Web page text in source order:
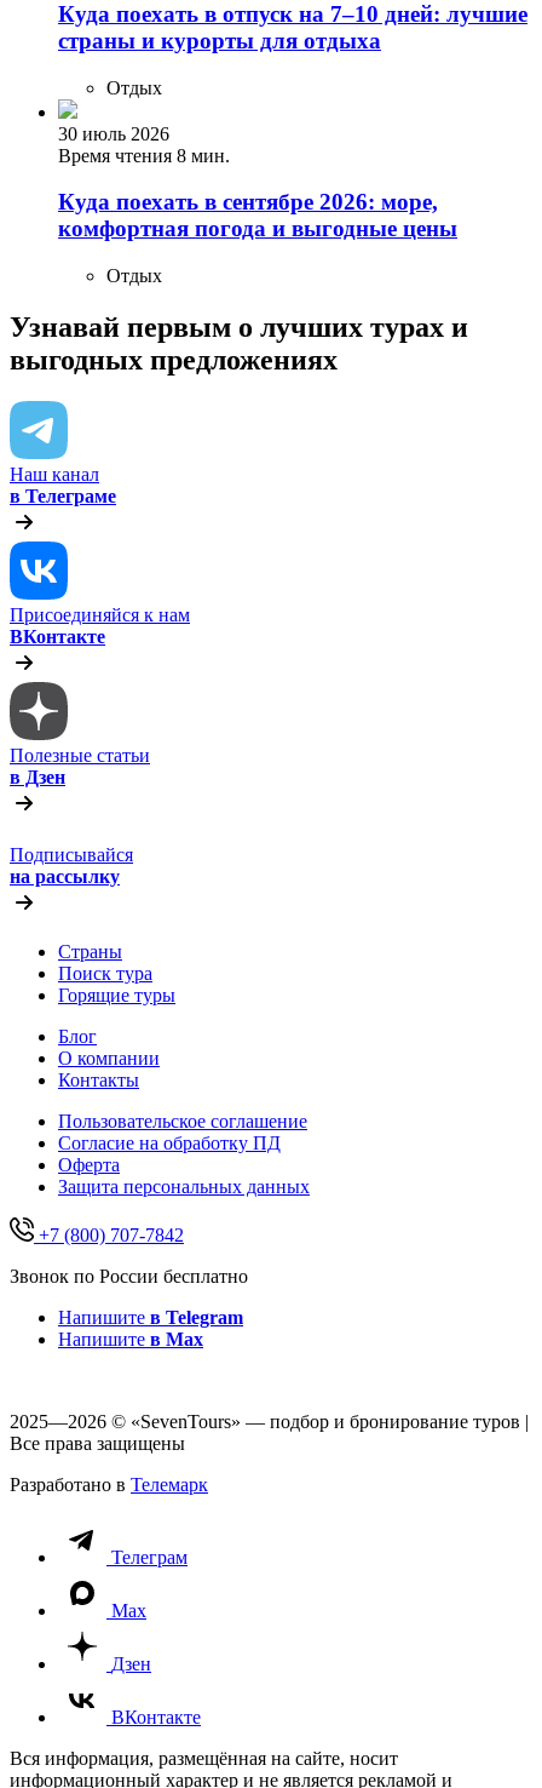
Куда поехать в отпуск на 7–10 дней: лучшие
страны и курорты для отдыха
Отдых
30 июль 2026
Время чтения 8 мин.
Куда поехать в сентябре 2026: море,
комфортная погода и выгодные цены
Отдых
Узнавай первым о лучших турах и
выгодных предложениях
Наш канал
в Телеграме
Присоединяйся к нам
ВКонтакте
Полезные статьи
в Дзен
Подписывайся
на рассылку
Страны
Поиск тура
Горящие туры
Блог
О компании
Контакты
Пользовательское соглашение
Согласие на обработку ПД
Оферта
Защитa персональных данных
+7 (800) 707-7842
Звонок по России бесплатно
Напишите в Telegram
Напишите в Max
2025—2026 © «SevenTours» — подбор и бронирование туров |
Все права защищены
Разработано в Телемарк
Телеграм
Max
Дзен
ВКонтакте
Вся информация, размещённая на сайте, носит
информационный характер и не является рекламой и